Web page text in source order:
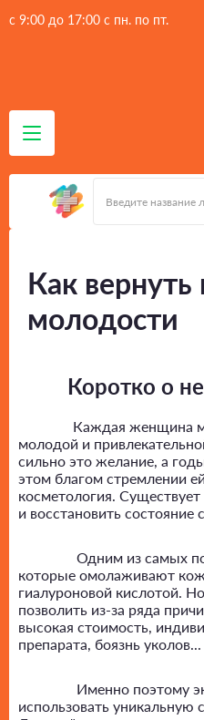
с 9:00 до 17:00 с пн. по пт.
Главная - Список новостей
молодости
Как вернуть
молодости
Коротко о
Каждая женщина
молодой и
сильно это желание, а
этом благом стремлении
косметология.
и восстановить состояние
Одним из самых
которые омолаживают
гиалуроновой кислотой.
позволить из-за ряда
высокая стоимость,
препарата, боязнь уколов...
Именно поэтому
использовать